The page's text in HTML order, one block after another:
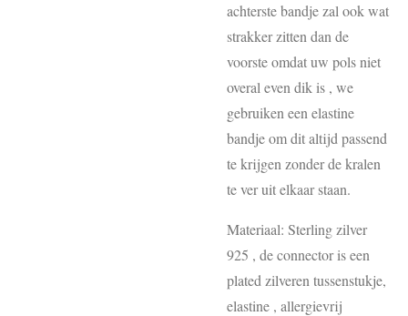
achterste bandje zal ook wat
strakker zitten dan de
voorste omdat uw pols niet
overal even dik is , we
gebruiken een elastine
bandje om dit altijd passend
te krijgen zonder de kralen
te ver uit elkaar staan.
Materiaal: Sterling zilver
925 , de connector is een
plated zilveren tussenstukje,
elastine , allergievrij